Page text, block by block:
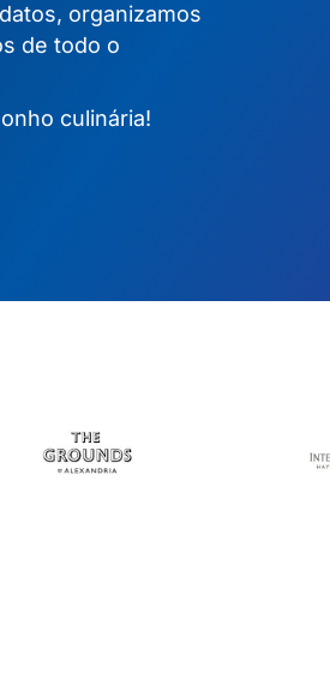
organizamos
de todo o
culinária!